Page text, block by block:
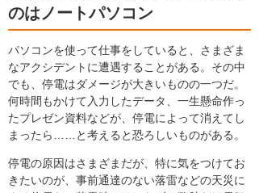
のはノートパソコン
パソコンを使って仕事をしていると、さまざま
なアクシデントに遭遇することがある。その中
でも、停電はダメージが大きいものの一つだ。
何時間もかけて入力したデータ、一生懸命作っ
たプレゼン資料などが、停電によって消えてし
まったら……と考えると恐ろしいものがある。
停電の原因はさまざまだが、特に気をつけてお
きたいのが、事前通達のない落雷などの天災に